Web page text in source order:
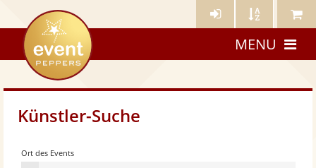
Künstler- Künstler Meine
eventpeppers
MENU
Künstler-Suche
Ort des Events
Radius